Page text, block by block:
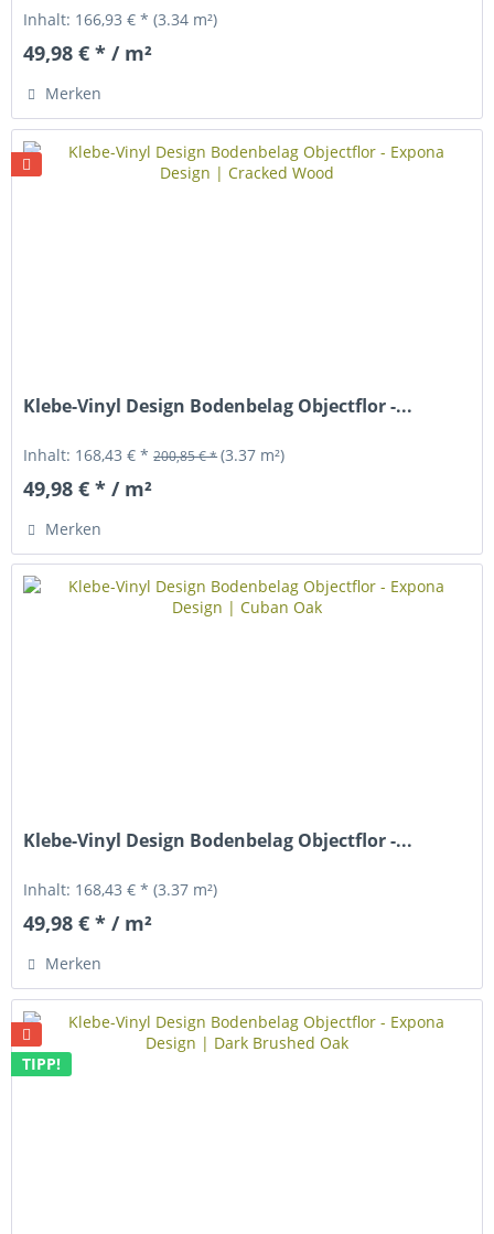
Inhalt: 166,93 € *(3.34 m²)
49,98 € * / m²
Merken
Klebe-Vinyl Design Bodenbelag Objectflor -...
Inhalt: 168,43 € *200,85 € *(3.37 m²)
49,98 € * / m²
Merken
Klebe-Vinyl Design Bodenbelag Objectflor -...
Inhalt: 168,43 € *(3.37 m²)
49,98 € * / m²
Merken
TIPP!